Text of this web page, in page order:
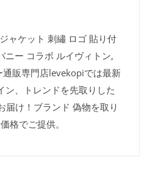
ャケット 刺繡 ロゴ 貼り付
ニー コラボ ルイヴィトン,
販専門店levekopiでは最新
ン、トレンドを先取りした
届け！ブランド 偽物を取り
格でご提供。